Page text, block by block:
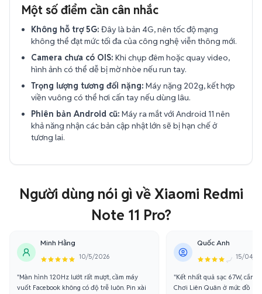
Một số điểm cần cân nhắc
Không hỗ trợ 5G: Đây là bản 4G, nên tốc độ mạng
không thể đạt mức tối đa của công nghệ viễn thông mới.
Camera chưa có OIS: Khi chụp đêm hoặc quay video,
hình ảnh có thể dễ bị mờ nhòe nếu run tay.
Trọng lượng tương đối nặng: Máy nặng 202g, kết hợp
viền vuông có thể hơi cấn tay nếu dùng lâu.
Phiên bản Android cũ: Máy ra mắt với Android 11 nên
khả năng nhận các bản cập nhật lớn sẽ bị hạn chế ở
tương lai.
Người dùng nói gì về Xiaomi Redmi
Note 11 Pro?
Minh Hằng
10/5/2026
"Màn hình 120Hz lướt rất mượt, cầm máy
vuốt Facebook không có độ trễ luôn. Pin xài
Quốc Anh
15/04/
"Kết nhất quả sạc 67W, cắm
Chơi Liên Quân ở mức đồ